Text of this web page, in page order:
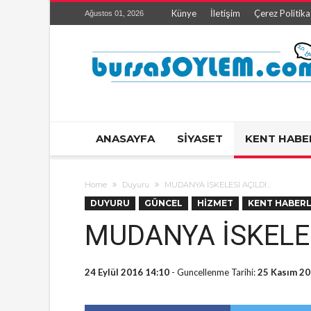
Ağustos 01, 2026 Künye İletişim Çerez
ANASAYFA SİYASET KENT
Home Duyuru MUDANYA İSKELESİ AÇILDI…
DUYURU GÜNCEL HİZMET KENT
MUDANYA
24 Eylül 2016 14:10 - Guncellenme Tarihi:25 Kasım